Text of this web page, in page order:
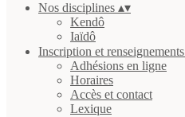
Nos disciplines ▴▾
Kendô
Iaïdô
Inscription et renseignements
Adhésions en ligne
Horaires
Accès et contact
Lexique